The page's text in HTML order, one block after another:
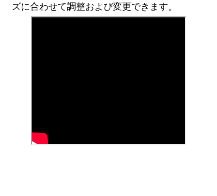
ズに合わせて調整および変更できます。